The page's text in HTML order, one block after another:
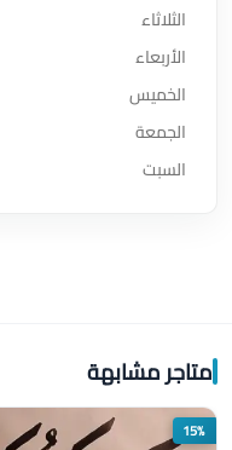
الثلاثاء
الأربعاء
الخميس
الجمعة
السبت
متاجر مشابهة
15%